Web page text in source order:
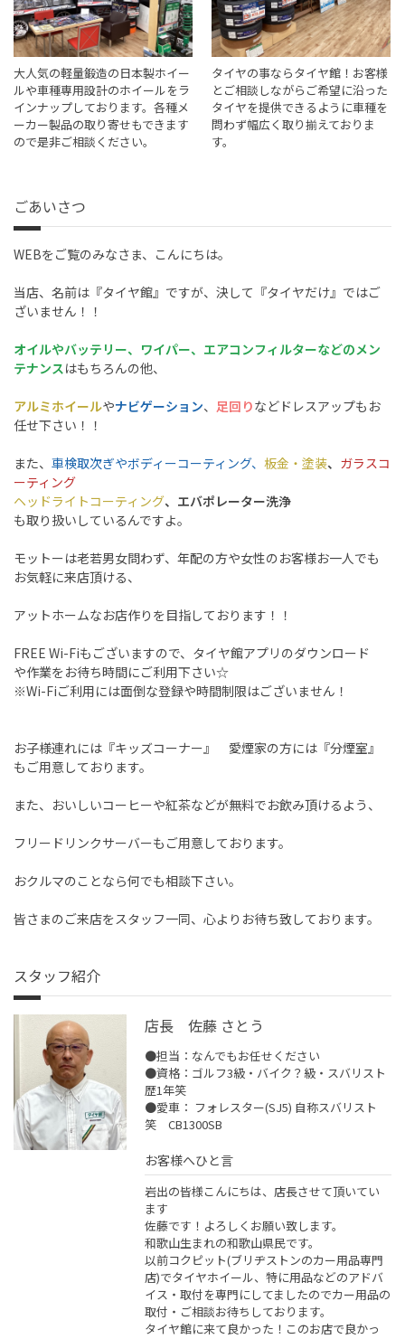
大人気の軽量鍛造の日本製ホイー
ルや車種専用設計のホイールをラ
インナップしております。各種メ
ーカー製品の取り寄せもできます
ので是非ご相談ください。
タイヤの事ならタイヤ館！お客様
とご相談しながらご希望に沿った
タイヤを提供できるように車種を
問わず幅広く取り揃えておりま
す。
ごあいさつ
WEBをご覧のみなさま、こんにちは。
当店、名前は『タイヤ館』ですが、決して『タイヤだけ』ではご
ざいません！！
オイルやバッテリー、ワイパー、エアコンフィルターなどのメン
テナンス はもちろんの他、
アルミホイールやナビゲーション、 足回りなどドレスアップもお
任せ下さい！！
また、 車検取次ぎやボディーコーティング、 板金・塗装、 ガラスコ
ーティング
ヘッドライトコーティング、エバポレーター洗浄
も取り扱いしているんですよ。
モットーは老若男女問わず、年配の方や女性のお客様お一人でも
お気軽に来店頂ける、
アットホームなお店作りを目指しております！！
FREE Wi-Fiもございますので、タイヤ館アプリのダウンロード
や作業をお待ち時間にご利用下さい☆
※Wi-Fiご利用には面倒な登録や時間制限はございません！
お子様連れには『キッズコーナー』 愛煙家の方には『分煙室』
もご用意しております。
また、おいしいコーヒーや紅茶などが無料でお飲み頂けるよう、
フリードリンクサーバーもご用意しております。
おクルマのことなら何でも相談下さい。
皆さまのご来店をスタッフ一同、心よりお待ち致しております。
スタッフ紹介
店長 佐藤 さとう
●担当：なんでもお任せください
●資格：ゴルフ3級・バイク？級・スバリスト
歴1年笑
●愛車： フォレスター(SJ5) 自称スバリスト
笑 CB1300SB
お客様へひと言
岩出の皆様こんにちは、店長させて頂いてい
ます
佐藤です！よろしくお願い致します。
和歌山生まれの和歌山県民です。
以前コクピット(ブリヂストンのカー用品専門
店)でタイヤホイール、特に用品などのアドバ
イス・取付を専門にしてましたのでカー用品の
取付・ご相談お待ちしております。
タイヤ館に来て良かった！このお店で良かっ